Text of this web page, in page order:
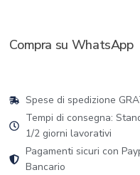
Compra su WhatsApp
Spese di spedizione
Tempi di consegna:
1/2 giorni lavorativi
Pagamenti sicuri con
Bancario